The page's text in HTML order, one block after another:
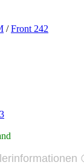
/Front 242